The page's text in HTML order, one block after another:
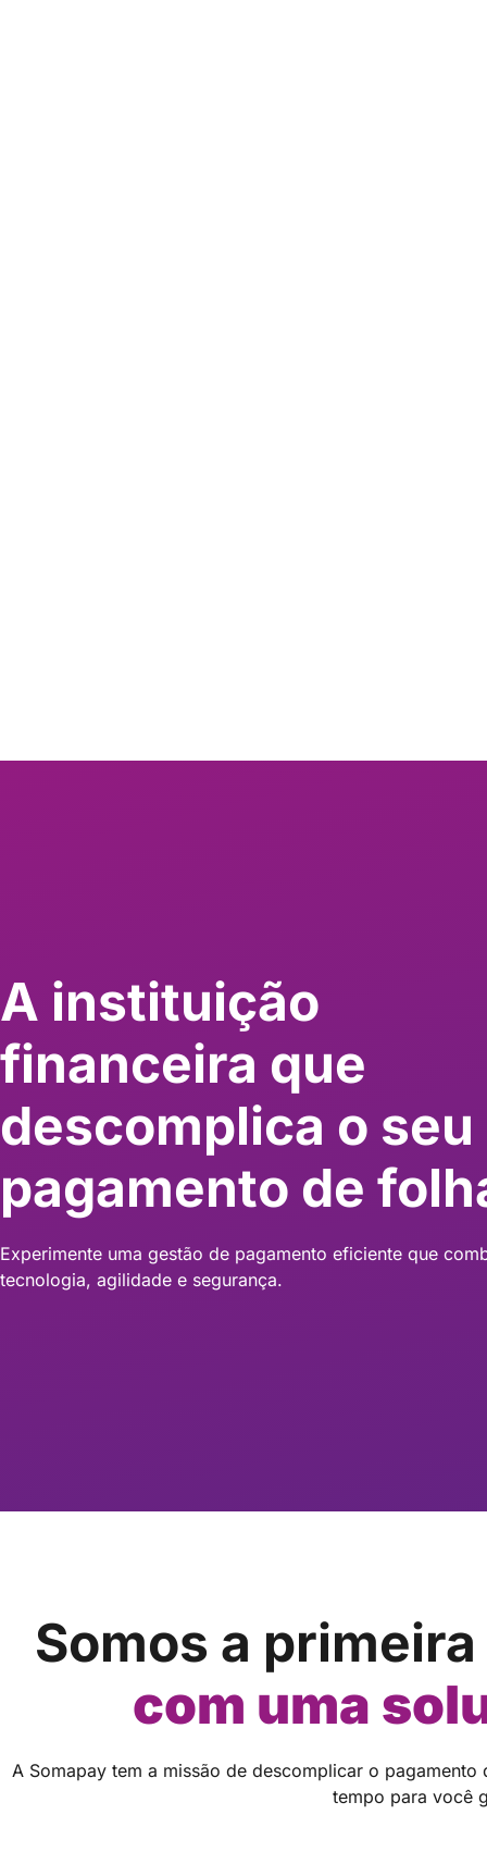
A instituição
financeira que
descomplica o seu
pagamento de
Experimente uma gestão de pagamento eficiente que
tecnologia, agilidade e segurança.
Somos a
com uma
A Somapay tem a missão de descomplicar o
tempo para você